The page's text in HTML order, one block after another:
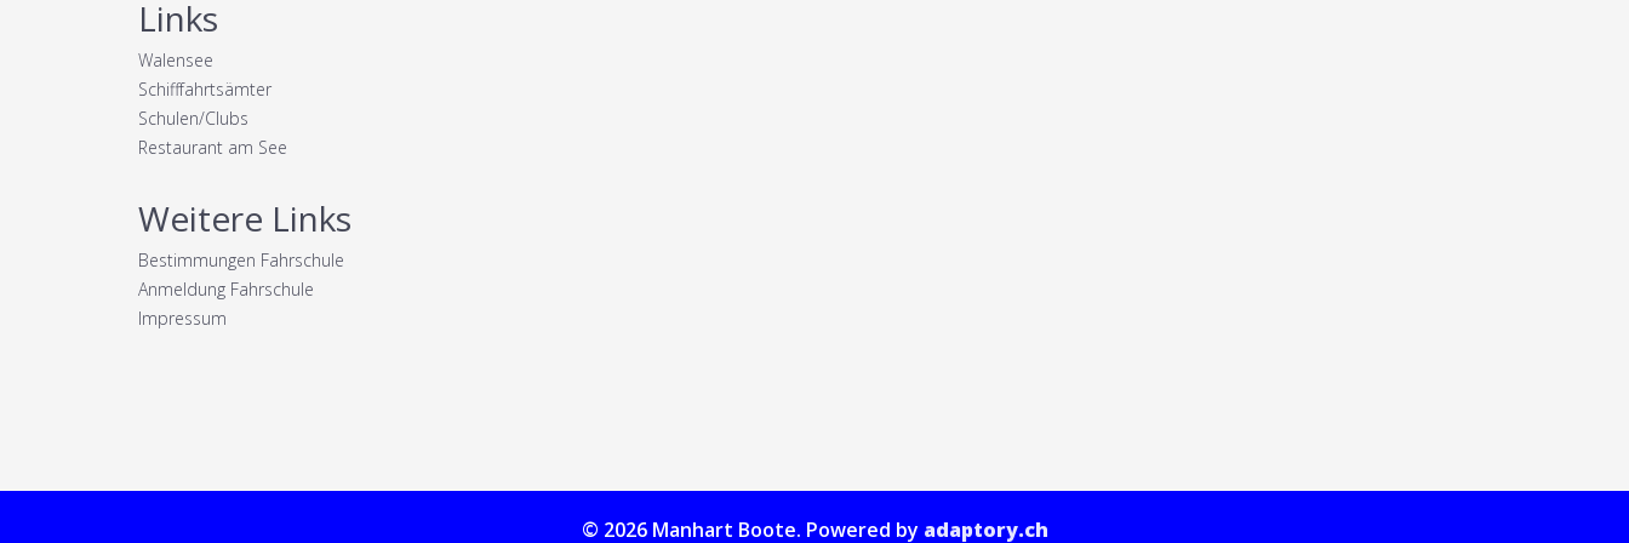
Links
Walensee
Schifffahrtsämter
Schulen/Clubs
Restaurant am See
Weitere Links
Bestimmungen Fahrschule
Anmeldung Fahrschule
Impressum
© 2026 Manhart Boote. Powered by adaptory.ch